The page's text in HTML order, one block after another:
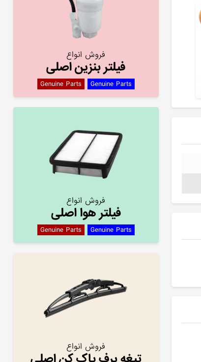
فروش انواع
فیلتر بنزین اصلی
Genuine Parts Genuine Parts
فروش انواع
فیلتر هوا اصلی
Genuine Parts Genuine Parts
فروش انواع